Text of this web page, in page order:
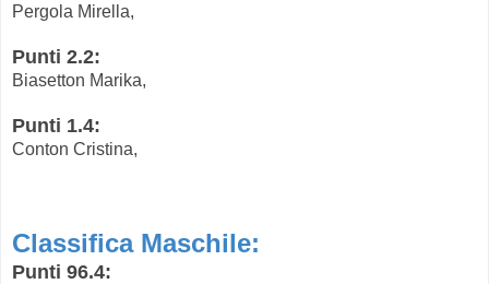
Pergola Mirella,
Punti 2.2:
Biasetton Marika,
Punti 1.4:
Conton Cristina,
Classifica Maschile:
Punti 96.4: